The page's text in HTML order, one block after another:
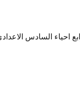
احياء السادس الاعدادي